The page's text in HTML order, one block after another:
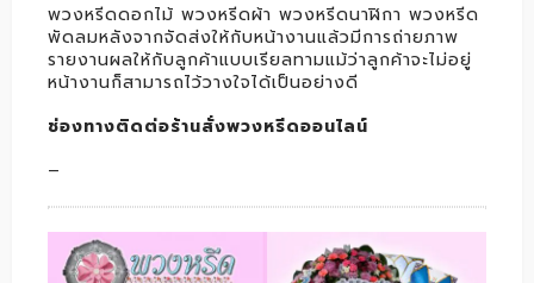
พวงหรีดดอกไม้ พวงหรีดผ้า พวงหรีดนาฬิกา พวงหรีด
พัดลมหลังจากจัดส่งให้กับหน้างานแล้วมีการถ่ายภาพ
รายงานผลให้กับลูกค้าแบบเรียลทามแม้ว่าลูกค้าจะไม่อยู่
หน้างานก็สามารถไว้วางใจได้เป็นอย่างดี
ช่องทางติดต่อร้านสั่งพวงหรีดออนไลน์
–